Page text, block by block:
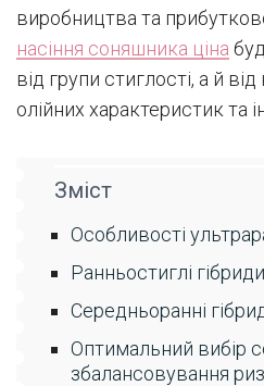
виробництва та
насіння соняшника ціна
від групи стиглості, а й
олійних характеристик та
Зміст
Особливості
Ранньостиглі гібриди
Середньоранні
Оптимальний вибір
збалансовування